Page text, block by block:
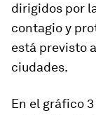
dirigidos por
contagio y
está previsto
ciudades.
En el gráfico